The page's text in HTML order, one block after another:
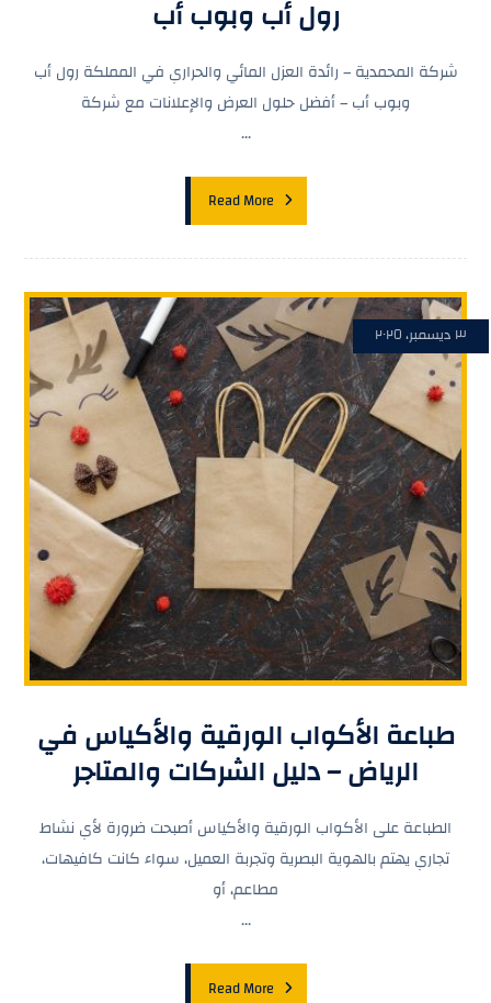
رول أب وبوب أب
شركة المحمدية – رائدة العزل المائي والحراري في المملكة رول أب
وبوب أب – أفضل حلول العرض والإعلانات مع شركة
...
Read More
طباعة الأكواب الورقية والأكياس في
الرياض – دليل الشركات والمتاجر
٣ ديسمبر، ٢٠٢٥
الطباعة على الأكواب الورقية والأكياس أصبحت ضرورة لأي نشاط
تجاري يهتم بالهوية البصرية وتجربة العميل، سواء كانت كافيهات،
مطاعم، أو
...
Read More